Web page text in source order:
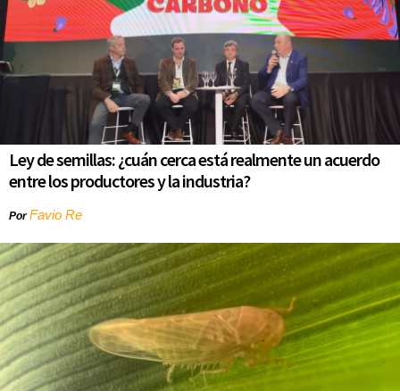
Ley de semillas: ¿cuán cerca está realmente un acuerdo
entre los productores y la industria?
PorFavio Re